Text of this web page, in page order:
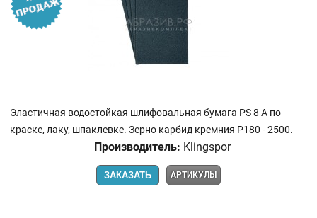
Эластичная водостойкая шлифовальная бумага PS 8 A по
краске, лаку, шпаклевке. Зерно карбид кремния Р180 - 2500.
Производитель: Klingspor
ЗАКАЗАТЬ АРТИКУЛЫ